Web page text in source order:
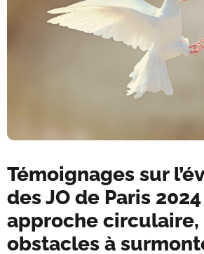
Témoignages sur
des JO de Paris
approche circulaire,
obstacles à